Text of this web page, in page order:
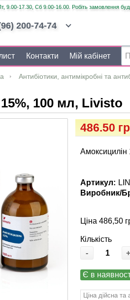
9.00-17.30, Сб 9.00-16.00. Робіть замовлення
200-74-74
Контакти Мій кабінет
Антибіотики, антимікробні та
100 мл, Livisto
486.50
Артикул:
Виробник/
Ціна 486,50
Кількість
-
+
Є в
Ціна дійсна та